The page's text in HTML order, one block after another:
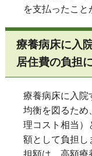
を支払ったこと
療養病床に入
居住費の負担
療養病床に入院
均衡を図るため
理コスト相当）
額として負担し